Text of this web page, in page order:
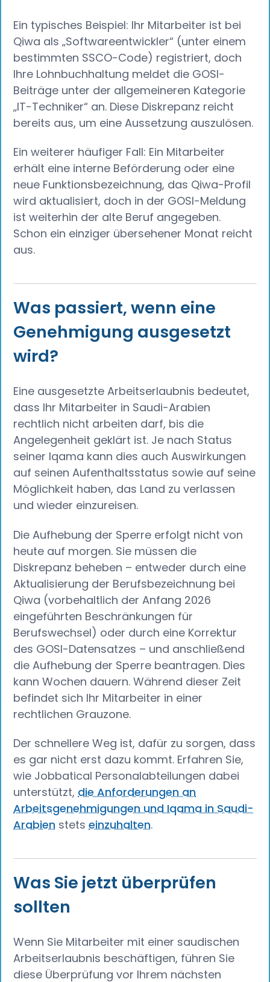
Ein typisches Beispiel: Ihr Mitarbeiter ist bei
Qiwa als „Softwareentwickler“ (unter einem
bestimmten SSCO-Code) registriert, doch
Ihre Lohnbuchhaltung meldet die GOSI-
Beiträge unter der allgemeineren Kategorie
„IT-Techniker“ an. Diese Diskrepanz reicht
bereits aus, um eine Aussetzung auszulösen.
Ein weiterer häufiger Fall: Ein Mitarbeiter
erhält eine interne Beförderung oder eine
neue Funktionsbezeichnung, das Qiwa-Profil
wird aktualisiert, doch in der GOSI-Meldung
ist weiterhin der alte Beruf angegeben.
Schon ein einziger übersehener Monat reicht
aus.
Was passiert, wenn eine
Genehmigung ausgesetzt
wird?
Eine ausgesetzte Arbeitserlaubnis bedeutet,
dass Ihr Mitarbeiter in Saudi-Arabien
rechtlich nicht arbeiten darf, bis die
Angelegenheit geklärt ist. Je nach Status
seiner Iqama kann dies auch Auswirkungen
auf seinen Aufenthaltsstatus sowie auf seine
Möglichkeit haben, das Land zu verlassen
und wieder einzureisen.
Die Aufhebung der Sperre erfolgt nicht von
heute auf morgen. Sie müssen die
Diskrepanz beheben – entweder durch eine
Aktualisierung der Berufsbezeichnung bei
Qiwa (vorbehaltlich der Anfang 2026
eingeführten Beschränkungen für
Berufswechsel) oder durch eine Korrektur
des GOSI-Datensatzes – und anschließend
die Aufhebung der Sperre beantragen. Dies
kann Wochen dauern. Während dieser Zeit
befindet sich Ihr Mitarbeiter in einer
rechtlichen Grauzone.
Der schnellere Weg ist, dafür zu sorgen, dass
es gar nicht erst dazu kommt. Erfahren Sie,
wie Jobbatical Personalabteilungen dabei
unterstützt,die Anforderungen an
Arbeitsgenehmigungen und Iqama in Saudi-
Arabien stetseinzuhalten.
Was Sie jetzt überprüfen
sollten
Wenn Sie Mitarbeiter mit einer saudischen
Arbeitserlaubnis beschäftigen, führen Sie
diese Überprüfung vor Ihrem nächsten